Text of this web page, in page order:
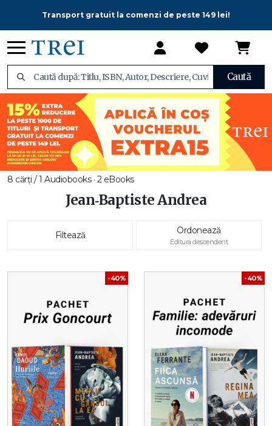
Transport gratuit la comenzi de peste 149 lei!
Caută
8 cărți / 1 Audiobooks · 2 eBooks
Jean‑Baptiste Andrea
Filtează Ordonează
Editura descendent
-40% -40%